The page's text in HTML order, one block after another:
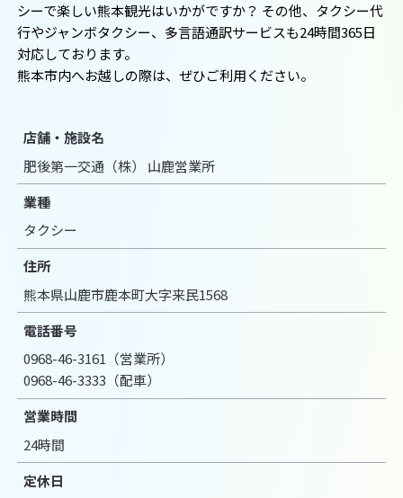
シーで楽しい熊本観光はいかがですか？ その他、タクシー代
行やジャンボタクシー、多言語通訳サービスも24時間365日
対応しております。
熊本市内へお越しの際は、ぜひご利用ください。
店舗・施設名
肥後第一交通（株） 山鹿営業所
業種
タクシー
住所
熊本県山鹿市鹿本町大字来民1568
電話番号
0968-46-3161（営業所）
0968-46-3333（配車）
営業時間
24時間
定休日